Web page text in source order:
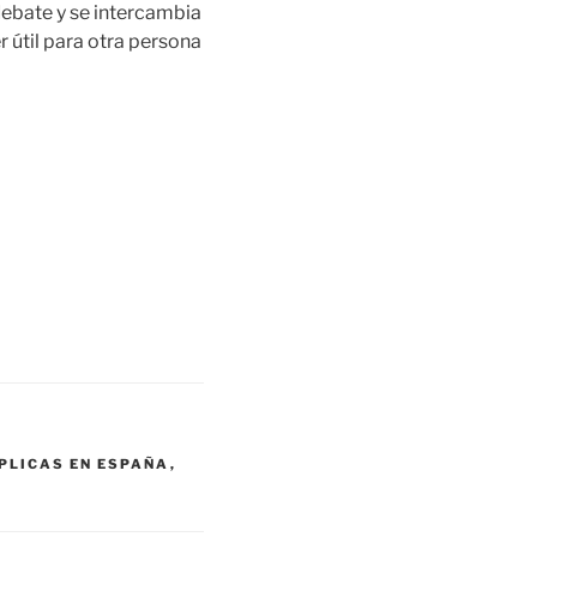
y se intercambia
útil para otra persona
EN ESPAÑA ,